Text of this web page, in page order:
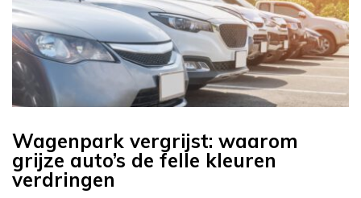
Wagenpark vergrijst: waarom
grijze auto’s de felle kleuren
verdringen